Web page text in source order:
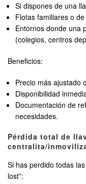
Si dispones de una
Flotas familiares o
Entornos donde una
(colegios, centros
Beneficios:
Precio más ajustado
Disponibilidad
Documentación de
necesidades.
Pérdida total de
centralita/
Si has perdido todas
lost”: